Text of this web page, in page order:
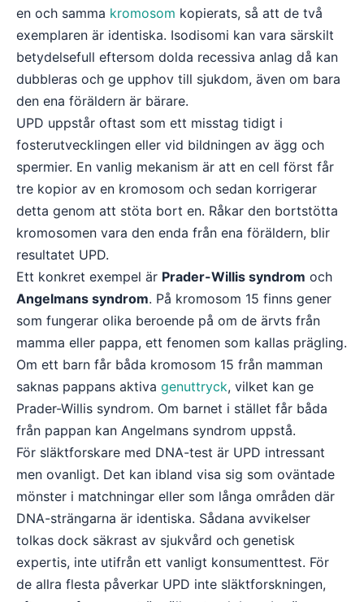
en och samma kromosom kopierats, så att de två
exemplaren är identiska. Isodisomi kan vara särskilt
betydelsefull eftersom dolda recessiva anlag då kan
dubbleras och ge upphov till sjukdom, även om bara
den ena föräldern är bärare.
UPD uppstår oftast som ett misstag tidigt i
fosterutvecklingen eller vid bildningen av ägg och
spermier. En vanlig mekanism är att en cell först får
tre kopior av en kromosom och sedan korrigerar
detta genom att stöta bort en. Råkar den bortstötta
kromosomen vara den enda från ena föräldern, blir
resultatet UPD.
Ett konkret exempel är Prader-Willis syndrom och
Angelmans syndrom. På kromosom 15 finns gener
som fungerar olika beroende på om de ärvts från
mamma eller pappa, ett fenomen som kallas prägling.
Om ett barn får båda kromosom 15 från mamman
saknas pappans aktiva genuttryck, vilket kan ge
Prader-Willis syndrom. Om barnet i stället får båda
från pappan kan Angelmans syndrom uppstå.
För släktforskare med DNA-test är UPD intressant
men ovanligt. Det kan ibland visa sig som oväntade
mönster i matchningar eller som långa områden där
DNA-strängarna är identiska. Sådana avvikelser
tolkas dock säkrast av sjukvård och genetisk
expertis, inte utifrån ett vanligt konsumenttest. För
de allra flesta påverkar UPD inte släktforskningen,